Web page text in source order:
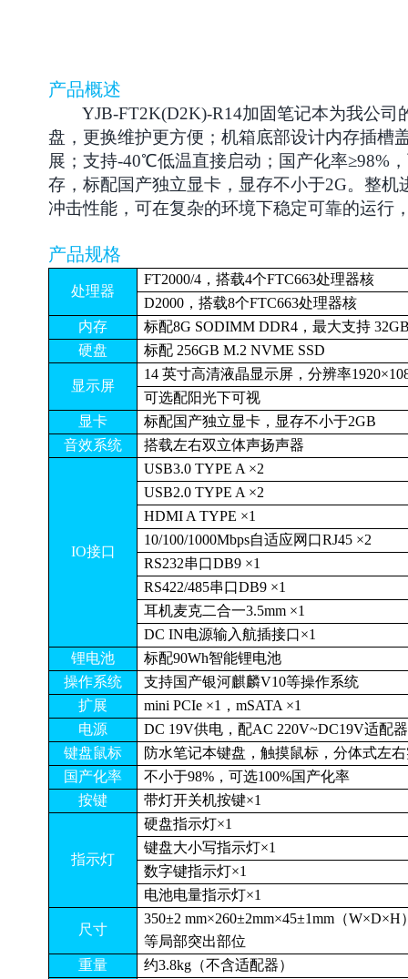
产品概述
YJB-FT2K(D2K)-R14加固笔记本为我公司
盘，更换维护更方便； 机箱底部设计内存插槽
展 ； 支持-40℃低温直接启动 ； 国产化率≥98%
存， 标配国产独立显卡 ，显存不小于2G。 整机
冲击性能，可在复杂的环境下稳定可靠的运行
产品规格
处理器
FT2000/4，搭载4个FTC663处理器核
D2000，搭载8个FTC663处理器核
内存
标配8G SODIMM DDR4，最大支持
硬盘
标配 256GB M.2 NVME SSD
显示屏
14 英寸高清液晶显示屏，分辨率
可选配阳光下可视
显卡
标配国产独立显卡，显存不小于2GB
音效系统
搭载左右双立体声扬声器
IO接口
USB3.0 TYPE A ×2
USB2.0 TYPE A ×2
HDMI A TYPE ×1
10/100/1000Mbps自适应网口RJ45 ×2
RS232串口DB9 ×1
RS422/485串口DB9 ×1
耳机麦克二合一3.5mm ×1
DC IN电源输入航插接口×1
锂电池
标配90Wh智能锂电池
操作系统
支持国产银河麒麟V10等操作系统
扩展
mini PCIe ×1，mSATA ×1
电源
DC 19V供电，配AC 220V~DC19V适配器
键盘鼠标
防水笔记本键盘，触摸鼠标，分体式左
国产化率
不小于98%，可选100%国产化率
按键
带灯开关机按键×1
指示灯
硬盘指示灯×1
键盘大小写指示灯×1
数字键指示灯×1
电池电量指示灯×1
尺寸
350±2 mm×260±2mm×45±1mm（
等局部突出部位
重量
约3.8kg（不含适配器）